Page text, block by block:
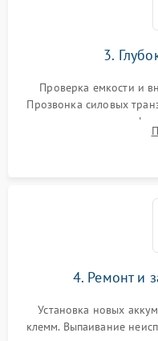
3.
Проверка емкости и
Прозвонка силовых
переключения и
конденсаторов и
4. Ремонт и
Установка новых
клемм. Выпаивание